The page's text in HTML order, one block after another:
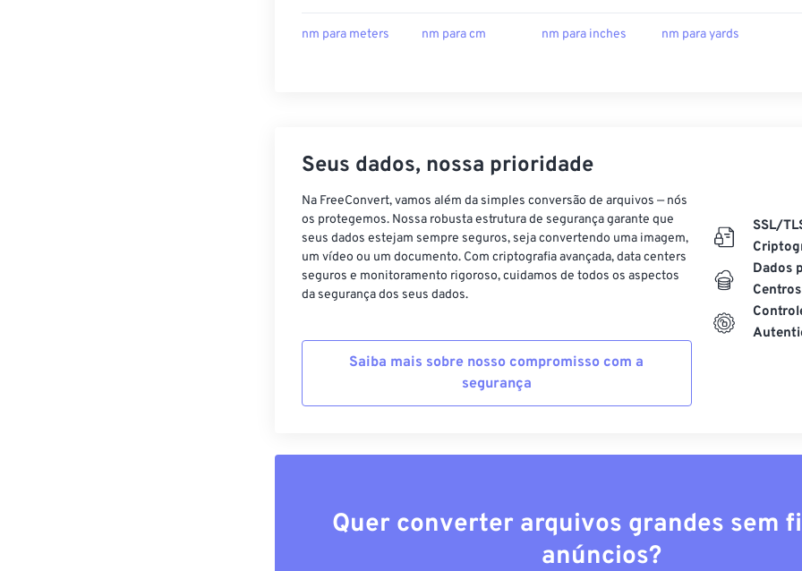
nm para meters nm para cm nm para inches nm para yards
Seus dados, nossa prioridade
Na FreeConvert, vamos além da simples conversão de arquivos — nós
os protegemos. Nossa robusta estrutura de segurança garante que
seus dados estejam sempre seguros, seja convertendo uma imagem,
um vídeo ou um documento. Com criptografia avançada, data centers
seguros e monitoramento rigoroso, cuidamos de todos os aspectos
da segurança dos seus dados.
Saiba mais sobre nosso compromisso com a
segurança
SSL/
Dados
Centros
Quer converter arquivos grandes sem
anúncios?